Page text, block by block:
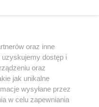
oraz inne
dostęp i
oraz
jak unikalne
wysyłane przez
w celu zapewniania